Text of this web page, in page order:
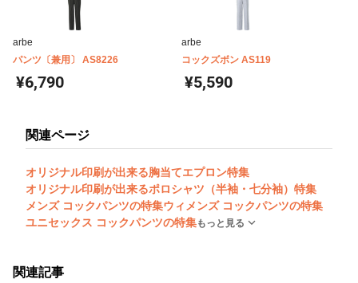
arbe
パンツ〔兼用〕 AS8226
¥6,790
arbe
コックズボン AS119
¥5,590
関連ページ
オリジナル印刷が出来る胸当てエプロン特集
オリジナル印刷が出来るポロシャツ（半袖・七分袖）特集
メンズ コックパンツの特集ウィメンズ コックパンツの特集
ユニセックス コックパンツの特集もっと見る
関連記事